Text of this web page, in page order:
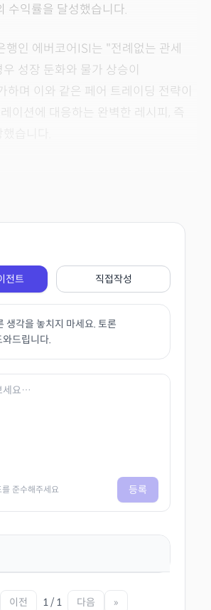
수익률을 달성했습니다.
행인 에버코어ISI는 "전례없는 관세
성장 둔화와 물가 상승이
하며 이와 같은 페어 트레이딩 전략이
이션에 대응하는 완벽한 레시피, 즉
습니다.
전트 직접작성
생각을 놓치지 마세요. 토론
드립니다.
준수해주세요 등록
이전 1 / 1 다음 »